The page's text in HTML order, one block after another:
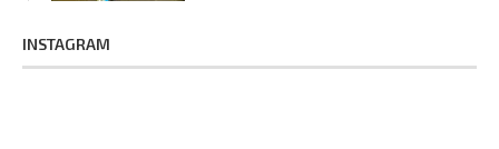
INSTAGRAM